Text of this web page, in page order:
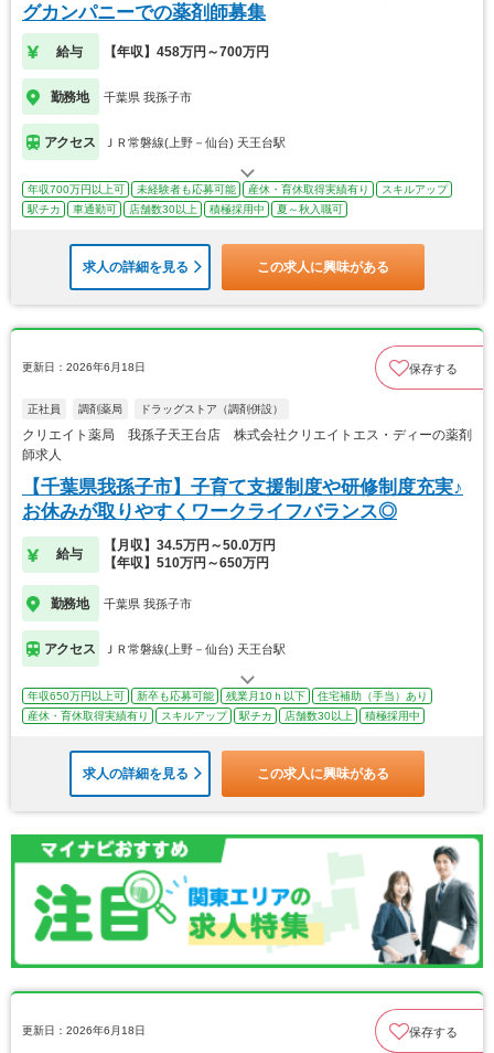
グカンパニーでの薬剤師募集
給与 【年収】458万円～700万円
勤務地 千葉県 我孫子市
アクセス ＪＲ常磐線(上野－仙台) 天王台駅
年収700万円以上可 未経験者も応募可能 産休・育休取得実績有り
スキルアップ
駅チカ
車通勤可 店舗数30以上 積極採用中 夏～秋入職可
求人の詳細を見る この求人に興味がある
更新日：2026年6月18日 保存する
正社員 調剤薬局 ドラッグストア（調剤併設）
クリエイト薬局 我孫子天王台店 株式会社クリエイトエス・ディーの薬剤
師求人
【千葉県我孫子市】子育て支援制度や研修制度充実♪
お休みが取りやすくワークライフバランス◎
給与
【月収】34.5万円～50.0万円
【年収】510万円～650万円
勤務地 千葉県 我孫子市
アクセス ＪＲ常磐線(上野－仙台) 天王台駅
年収650万円以上可 新卒も応募可能 残業月10ｈ以下
住宅補助（手当）あり
産休・育休取得実績有り
スキルアップ 駅チカ 店舗数30以上 積極採用中
求人の詳細を見る この求人に興味がある
更新日：2026年6月18日 保存する